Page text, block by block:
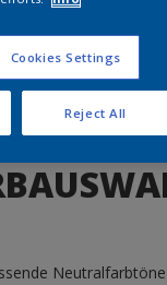
LOS GEHTS
Neutralfarbtöne
Cookies Settings
Reject All